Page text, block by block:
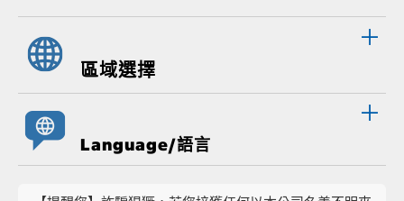
區域選擇
Language/語言